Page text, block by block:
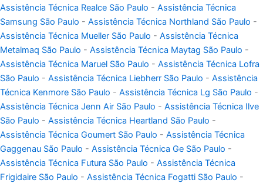
Assistência Técnica Realce São Paulo - Assistência Técnica
Samsung São Paulo - Assistência Técnica Northland São Paulo -
Assistência Técnica Mueller São Paulo - Assistência Técnica
Metalmaq São Paulo - Assistência Técnica Maytag São Paulo -
Assistência Técnica Maruel São Paulo - Assistência Técnica Lofra
São Paulo - Assistência Técnica Liebherr São Paulo - Assistência
Técnica Kenmore São Paulo - Assistência Técnica Lg São Paulo -
Assistência Técnica Jenn Air São Paulo - Assistência Técnica Ilve
São Paulo - Assistência Técnica Heartland São Paulo -
Assistência Técnica Goumert São Paulo - Assistência Técnica
Gaggenau São Paulo - Assistência Técnica Ge São Paulo -
Assistência Técnica Futura São Paulo - Assistência Técnica
Frigidaire São Paulo - Assistência Técnica Fogatti São Paulo -